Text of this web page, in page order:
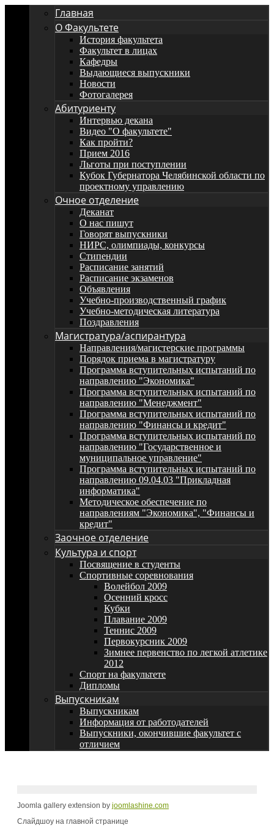
Главная
О Факультете
История факультета
Факультет в лицах
Кафедры
Выдающиеся выпускники
Новости
Фотогалерея
Абитуриенту
Интервью декана
Видео "О факультете"
Как пройти?
Прием 2016
Льготы при поступлении
Кубок Губернатора Челябинской области по
проектному управлению
Очное отделение
Деканат
О нас пишут
Говорят выпускники
НИРС, олимпиады, конкурсы
Стипендии
Расписание занятий
Расписание экзаменов
Объявления
Учебно-производственный график
Учебно-методическая литература
Поздравления
Магистратура/аспирантура
Направления/магистерские программы
Порядок приема в магистратуру
Программа вступительных испытаний по
направлению "Экономика"
Программа вступительных испытаний по
направлению "Менеджмент"
Программа вступительных испытаний по
направлению "Финансы и кредит"
Программа вступительных испытаний по
направлению "Государственное и
муниципальное управление"
Программа вступительных испытаний по
направлению 09.04.03 "Прикладная
информатика"
Методическое обеспечение по
направлениям "Экономика", "Финансы и
кредит"
Заочное отделение
Культура и спорт
Посвящение в студенты
Спортивные соревнования
Волейбол 2009
Осенний кросс
Кубки
Плавание 2009
Теннис 2009
Первокурсник 2009
Зимнее первенство по легкой атлетике
2012
Спорт на факультете
Дипломы
Выпускникам
Выпускникам
Информация от работодателей
Выпускники, окончившие факультет с
отличием
Joomla gallery extension by joomlashine.com
Слайдшоу на главной странице